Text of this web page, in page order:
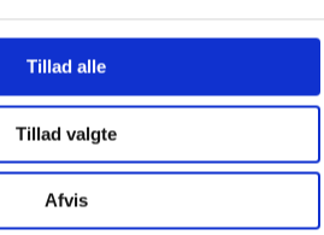
Tillad alle
Tillad valgte
Afvis